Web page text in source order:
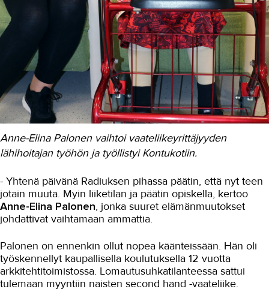
Kotoutuminen
Kuljetus ja logistiikka
Kumitekniikka
Liiketalous ja kaupan ala
Maarakennus
Matkailu- ja ravitsemisala
Media-ala ja viestintätekniikka
Palvelumuotoilu ja tuotekehitys
Puhtaus, kotityö ja välinehuolto
Rakentaminen
Sisustaminen ja pintakäsittely
Sosiaali- ja terveysala
Anne-Elina Palonen vaihtoi vaateliikeyrittäjyyden
lähihoitajan työhön ja työllistyi Kontukotiin.
- Yhtenä päivänä Radiuksen pihassa päätin, että nyt teen
jotain muuta. Myin liiketilan ja päätin opiskella, kertoo
Anne-Elina Palonen, jonka suuret elämänmuutokset
johdattivat vaihtamaan ammattia.
Palonen on ennenkin ollut nopea käänteissään. Hän oli
työskennellyt kaupallisella koulutuksella 12 vuotta
arkkitehtitoimistossa. Lomautusuhkatilanteessa sattui
tulemaan myyntiin naisten second hand -vaateliike.